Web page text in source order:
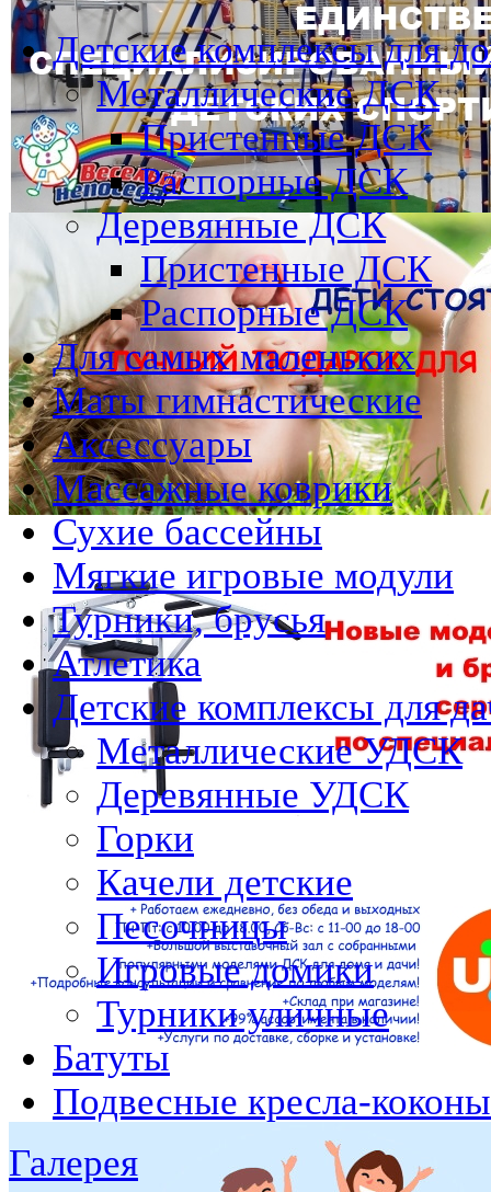
Детские комплексы для
Металлические ДСК
Пристенные ДСК
Распорные ДСК
Деревянные ДСК
Пристенные ДСК
Распорные ДСК
Для самых маленьких
Маты гимнастические
Аксессуары
Массажные коврики
Сухие бассейны
Мягкие игровые модули
Турники, брусья
Атлетика
Детские комплексы для
Металлические УДСК
Деревянные УДСК
Горки
Качели детские
Песочницы
Игровые домики
Турники уличные
Батуты
Подвесные кресла-коконы
Галерея